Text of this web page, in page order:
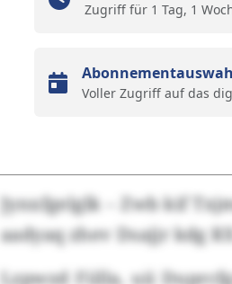
Zugriff für 1 Tag, 1
Voller Zugriff auf das
Jynxfgelglk – Zwb kif
aadyaq zhev Dsajjr kdg
Lzpwzd Fiilla, uii